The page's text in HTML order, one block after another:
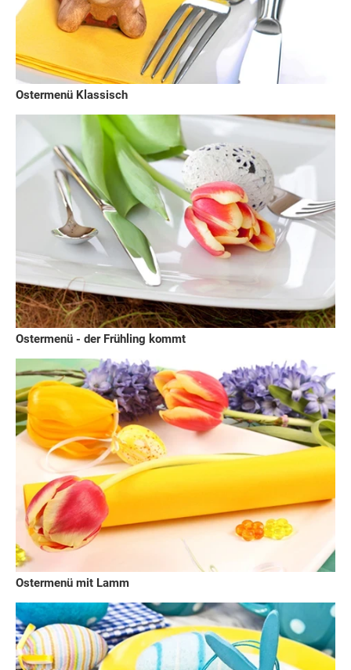
Ostermenü Klassisch
Ostermenü - der Frühling kommt
Ostermenü mit Lamm